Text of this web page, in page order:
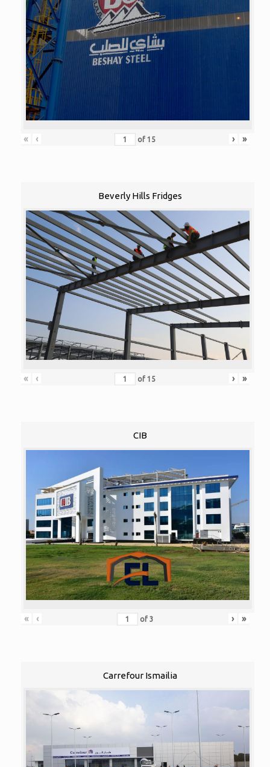
« ‹ of 15 › »
Beverly Hills Fridges
« ‹ of 15 › »
CIB
« ‹ of 3 › »
Carrefour Ismailia